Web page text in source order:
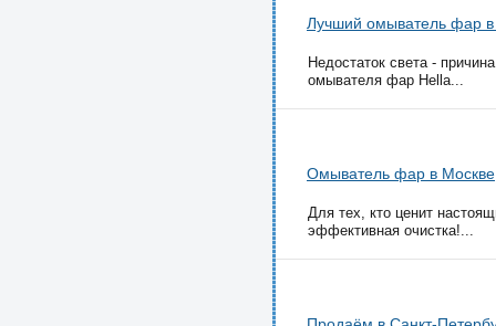
Лучший омыватель фар в
Недостаток света -
омывателя фар Hella...
Омыватель фар в Москве
Для тех, кто ценит
эффективная очистка!...